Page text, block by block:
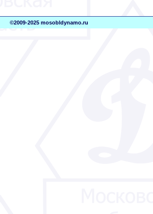
©2009-2025 mosobldynamo.ru